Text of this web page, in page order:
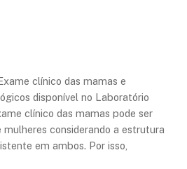
clínico das mamas e
disponível no Laboratório
clínico das mamas pode ser
considerando a estrutura
em ambos. Por isso,